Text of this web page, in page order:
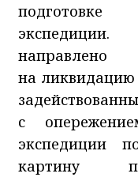
подготовке
на ликвидацию
с
экспедиции
картину